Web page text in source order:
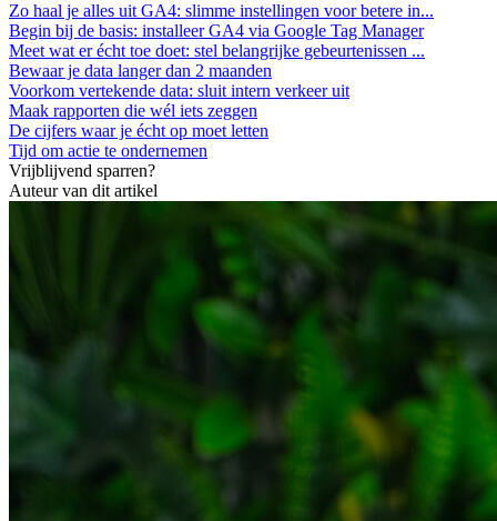
Zo haal je alles uit GA4: slimme instellingen voor betere in...
Begin bij de basis: installeer GA4 via Google Tag Manager
Meet wat er écht toe doet: stel belangrijke gebeurtenissen ...
Bewaar je data langer dan 2 maanden
Voorkom vertekende data: sluit intern verkeer uit
Maak rapporten die wél iets zeggen
De cijfers waar je écht op moet letten
Tijd om actie te ondernemen
Vrijblijvend sparren?
Auteur van dit artikel